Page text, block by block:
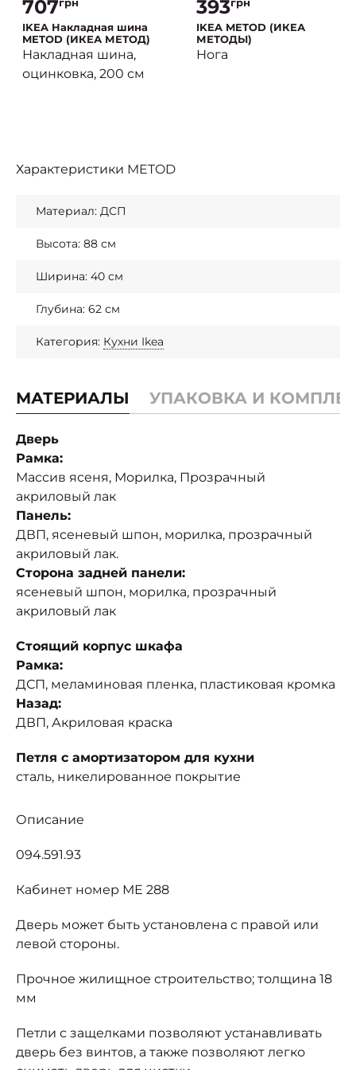
707
IKEA Накладная шина
METOD (ИКЕА МЕТОД)
Накладная шина,
оцинковка, 200 см
393
IKEA METOD (ИКЕА
МЕТОДЫ)
Нога
Характеристики METOD
Материал: ДСП
Высота: 88 см
Ширина: 40 см
Глубина: 62 см
Категория: Кухни Ikea
МАТЕРИАЛЫ УПАКОВКА И
Дверь
Рамка:
Массив ясеня, Морилка, Прозрачный
акриловый лак
Панель:
ДВП, ясеневый шпон, морилка, прозрачный
акриловый лак.
Сторона задней панели:
ясеневый шпон, морилка, прозрачный
акриловый лак
Стоящий корпус шкафа
Рамка:
ДСП, меламиновая пленка, пластиковая кромка
Назад:
ДВП, Акриловая краска
Петля с амортизатором для кухни
сталь, никелированное покрытие
Описание
094.591.93
Кабинет номер МЕ 288
Дверь может быть установлена с правой или
левой стороны.
Прочное жилищное строительство; толщина 18
мм
Петли с защелками позволяют устанавливать
дверь без винтов, а также позволяют легко